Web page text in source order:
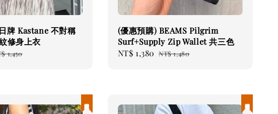
牌 Kastane 不對稱
修身上衣
1,450
(優惠預購) BEAMS Pilgrim
Surf+Supply Zip Wallet 共三色
Sale
NT$ 1,380 Regular
NT$ 1,480